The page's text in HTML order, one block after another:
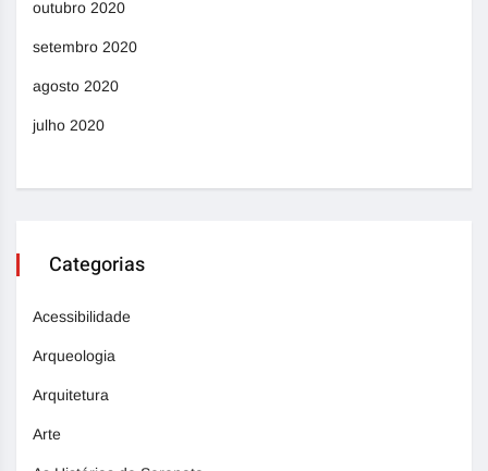
outubro 2020
setembro 2020
agosto 2020
julho 2020
Categorias
Acessibilidade
Arqueologia
Arquitetura
Arte